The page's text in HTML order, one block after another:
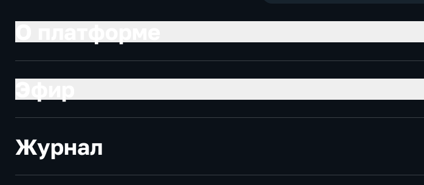
Журнал